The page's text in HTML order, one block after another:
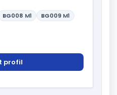
BG008 M1 BG009 M1
profil